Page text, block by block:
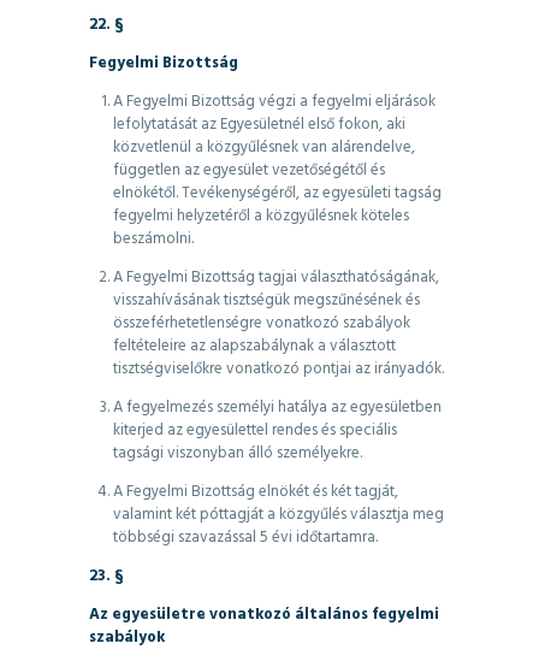
22. §
Fegyelmi Bizottság
A Fegyelmi Bizottság végzi a fegyelmi eljárások
lefolytatását az Egyesületnél első fokon, aki
közvetlenül a közgyűlésnek van alárendelve,
független az egyesület vezetőségétől és
elnökétől. Tevékenységéről, az egyesületi tagság
fegyelmi helyzetéről a közgyűlésnek köteles
beszámolni.
A Fegyelmi Bizottság tagjai választhatóságának,
visszahívásának tisztségük megszűnésének és
összeférhetetlenségre vonatkozó szabályok
feltételeire az alapszabálynak a választott
tisztségviselőkre vonatkozó pontjai az irányadók.
A fegyelmezés személyi hatálya az egyesületben
kiterjed az egyesülettel rendes és speciális
tagsági viszonyban álló személyekre.
A Fegyelmi Bizottság elnökét és két tagját,
valamint két póttagját a közgyűlés választja meg
többségi szavazással 5 évi időtartamra.
23. §
Az egyesületre vonatkozó általános fegyelmi
szabályok